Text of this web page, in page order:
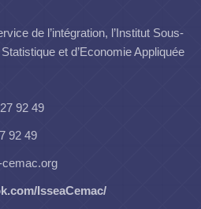
de l’intégration, l’Institut Sous-
et d’Economie Appliquée
92 49
92 49
IsseaCemac/